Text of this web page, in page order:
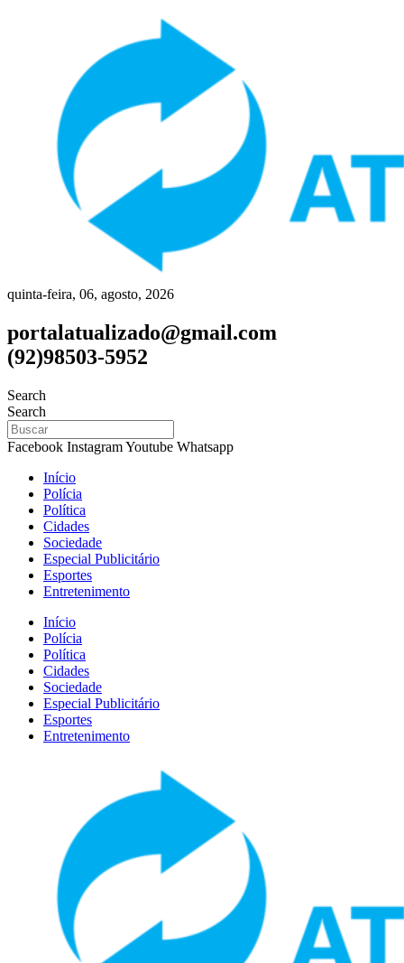
quinta-feira, 06, agosto, 2026
portalatualizado@gmail.com
(92)98503-5952
Search
Search
Facebook InstagramYoutube Whatsapp
Início
Polícia
Política
Cidades
Sociedade
Especial Publicitário
Esportes
Entretenimento
Início
Polícia
Política
Cidades
Sociedade
Especial Publicitário
Esportes
Entretenimento